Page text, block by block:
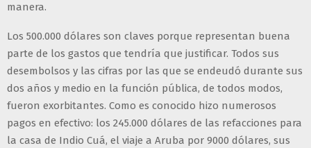
manera.
Los 500.000 dólares son claves porque representan buena
parte de los gastos que tendría que justificar. Todos sus
desembolsos y las cifras por las que se endeudó durante sus
dos años y medio en la función pública, de todos modos,
fueron exorbitantes. Como es conocido hizo numerosos
pagos en efectivo: los 245.000 dólares de las refacciones para
la casa de Indio Cuá, el viaje a Aruba por 9000 dólares, sus